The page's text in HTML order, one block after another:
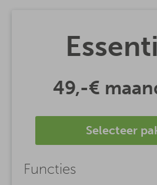
49,-€
Selecteer
Functies